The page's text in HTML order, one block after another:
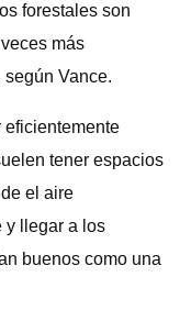
forestales son
más
Vance.
eficientemente
tener espacios
el aire
y llegar a los
buenos como una